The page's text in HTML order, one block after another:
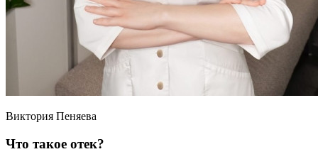
Виктория Пеняева
Что такое отек?